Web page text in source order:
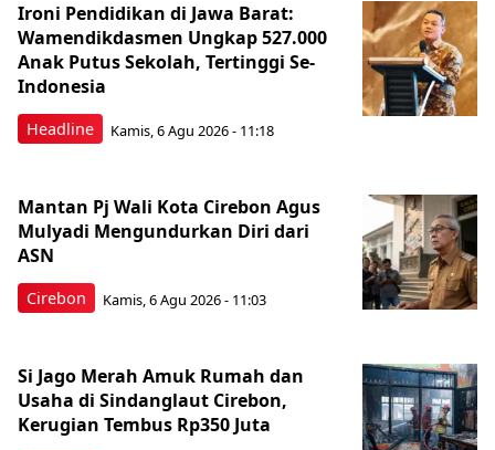
Headline
Ironi Pendidikan di Jawa Barat:
Wamendikdasmen Ungkap 527.000
Anak Putus Sekolah, Tertinggi Se-
Indonesia
Kamis, 6 Agu 2026 - 11:18
Cirebon
Mantan Pj Wali Kota Cirebon Agus
Mulyadi Mengundurkan Diri dari
ASN
Kamis, 6 Agu 2026 - 11:03
Si Jago Merah Amuk Rumah dan
Usaha di Sindanglaut Cirebon,
Kerugian Tembus Rp350 Juta